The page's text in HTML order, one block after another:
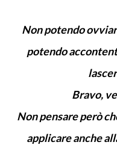
Non potendo
potendo
Bravo,
Non pensare però
applicare anche